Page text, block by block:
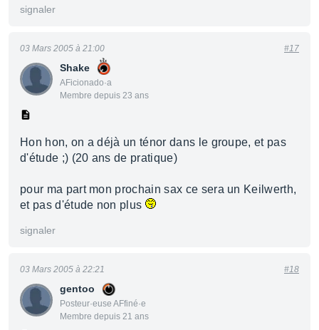
signaler
Shake
AFicionado·a
Membre depuis 23 ans
03 Mars 2005 à 21:00 #17
Hon hon, on a déjà un ténor dans le groupe, et pas
d'étude ;) (20 ans de pratique)
pour ma part mon prochain sax ce sera un Keilwerth,
et pas d'étude non plus
signaler
gentoo
Posteur·euse AFfiné·e
Membre depuis 21 ans
03 Mars 2005 à 22:21 #18